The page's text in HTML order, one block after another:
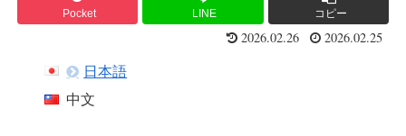
Pocket LINE コピー
2026.02.26 2026.02.25
日本語
中文